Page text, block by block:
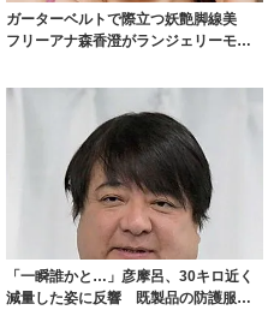
ガーターベルトで際立つ妖艶脚線美
フリーアナ森香澄がランジェリーモデ
「一瞬誰かと…」彦摩呂、30キロ近く
減量した姿に反響 既製品の防護服が